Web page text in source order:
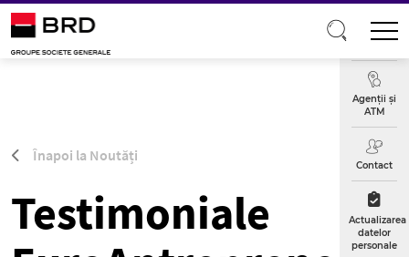
Sari la conținutul principal
Curs
Agenții și
ATM
Contact
Actualizarea
datelor
personale
Înapoi la Noutăți
Testimoniale